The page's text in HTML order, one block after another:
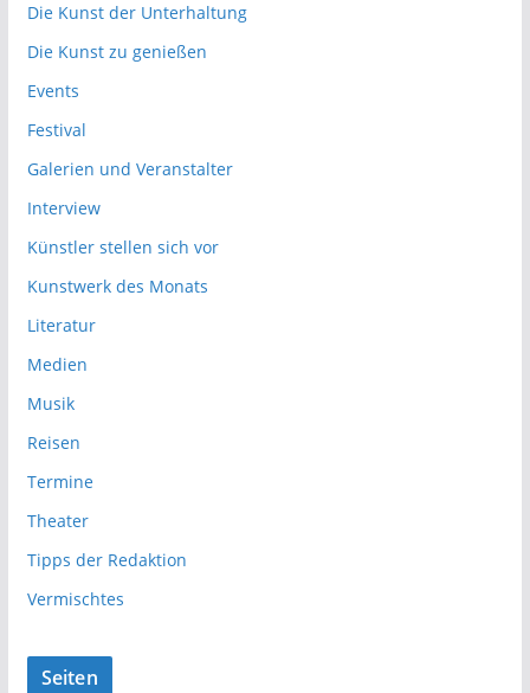
Die Kunst der Unterhaltung
Die Kunst zu genießen
Events
Festival
Galerien und Veranstalter
Interview
Künstler stellen sich vor
Kunstwerk des Monats
Literatur
Medien
Musik
Reisen
Termine
Theater
Tipps der Redaktion
Vermischtes
Seiten